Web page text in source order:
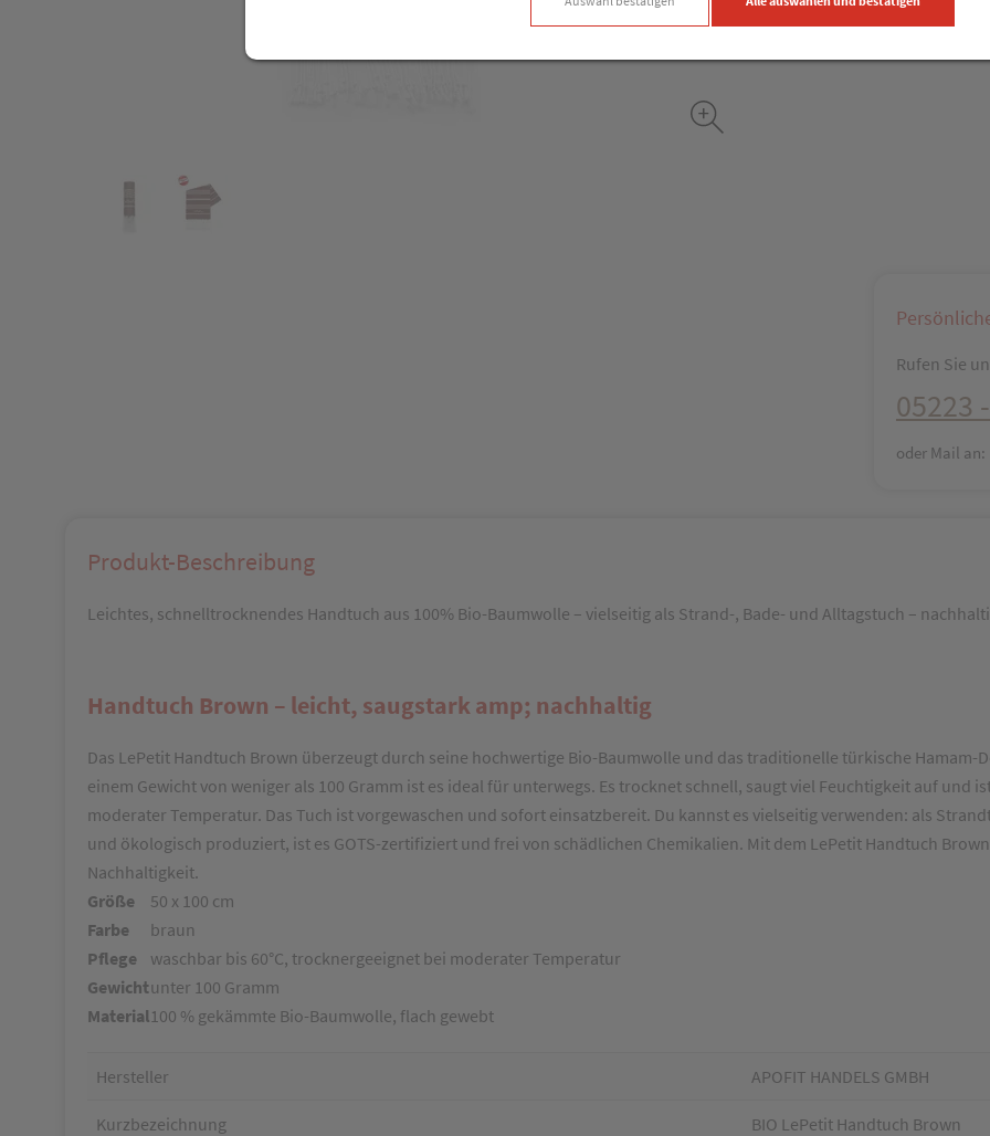
Rufen Sie
05223
oder Mail
Produkt-Beschreibung
Leichtes, schnelltrocknendes Handtuch aus 100% Bio-Baumwolle – vielseitig als Strand-, Bade- und Alltagstuch –
Handtuch Brown – leicht, saugstark amp; nachhaltig
Das LePetit Handtuch Brown überzeugt durch seine hochwertige Bio-Baumwolle und das traditionelle türkische Hamam-
einem Gewicht von weniger als 100 Gramm ist es ideal für unterwegs. Es trocknet schnell, saugt viel Feuchtigkeit auf und
moderater Temperatur. Das Tuch ist vorgewaschen und sofort einsatzbereit. Du kannst es vielseitig verwenden: als
und ökologisch produziert, ist es GOTS-zertifiziert und frei von schädlichen Chemikalien. Mit dem LePetit Handtuch
Nachhaltigkeit.
Größe
50 x 100 cm
Farbe
braun
Pflege
waschbar bis 60°C, trocknergeeignet bei moderater Temperatur
Gewichtunter 100 Gramm
Material100 % gekämmte Bio-Baumwolle, flach gewebt
Hersteller APOFIT HANDELS GMBH
Kurzbezeichnung BIO LePetit Handtuch Brown